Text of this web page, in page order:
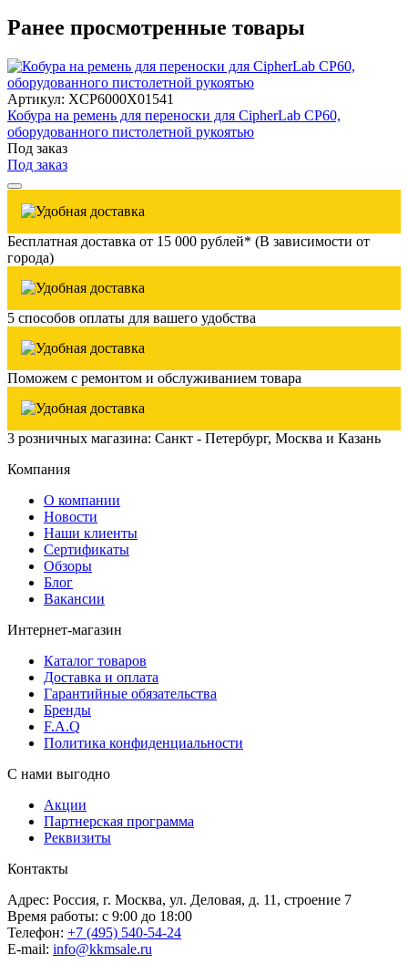
Ранее просмотренные товары
Артикул: XCP6000X01541
Кобура на ремень для переноски для CipherLab CP60,
оборудованного пистолетной рукоятью
Под заказ
Под заказ
Бесплатная доставка от 15 000 рублей* (В зависимости от
города)
5 способов оплаты для вашего удобства
Поможем с ремонтом и обслуживанием товара
3 розничных магазина: Санкт - Петербург, Москва и Казань
Компания
О компании
Новости
Наши клиенты
Сертификаты
Обзоры
Блог
Вакансии
Интернет-магазин
Каталог товаров
Доставка и оплата
Гарантийные обязательства
Бренды
F.A.Q
Политика конфиденциальности
С нами выгодно
Акции
Партнерская программа
Реквизиты
Контакты
Адрес: Россия, г. Москва, ул. Деловая, д. 11, строение 7
Время работы: с 9:00 до 18:00
Телефон: +7 (495) 540-54-24
E-mail: info@kkmsale.ru